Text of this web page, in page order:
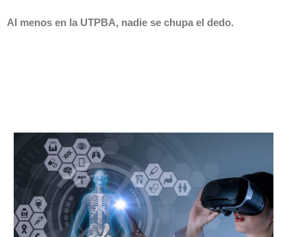
Al menos en la UTPBA, nadie se chupa el dedo.